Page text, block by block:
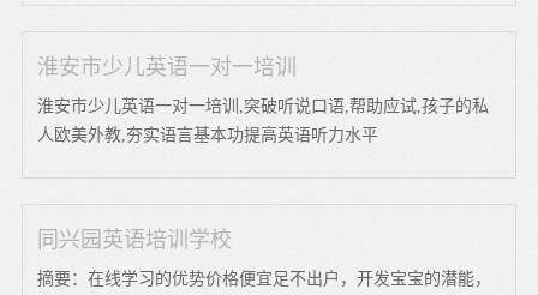
淮安市少儿英语一对一培训
淮安市少儿英语一对一培训,突破听说口语,帮助应试,孩子的私
人欧美外教,夯实语言基本功提高英语听力水平
同兴园英语培训学校
摘要：在线学习的优势价格便宜足不出户，开发宝宝的潜能，